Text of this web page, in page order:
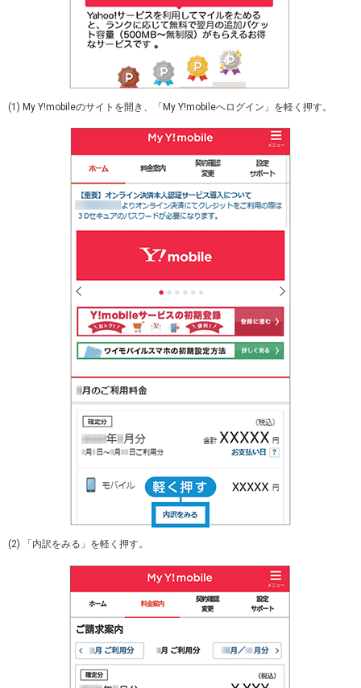
(1) My Y!mobileのサイトを開き、「My Y!mobileへログイン」を軽く押す。
(2) 「内訳をみる」を軽く押す。